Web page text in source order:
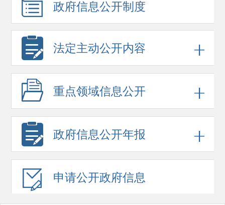
政府信息公开制度
法定主动公开内容
重点领域信息公开
政府信息公开年报
申请公开政府信息